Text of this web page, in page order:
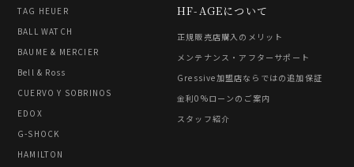
TAG HEUER
BALL WATCH
BAUME & MERCIER
Bell & Ross
CUERVO Y SOBRINOS
EDOX
G-SHOCK
HAMILTON
HF-AGEについて
正規販売店購入のメリット
メンテナンス・アフターサポート
Gressive加盟店ならではの追加保証
金利0%ローンのご案内
スタッフ紹介